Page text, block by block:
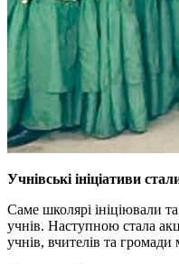
Учнівські ініціативи
Саме школярі ініціювали
учнів. Наступною стала
учнів, вчителів та громади